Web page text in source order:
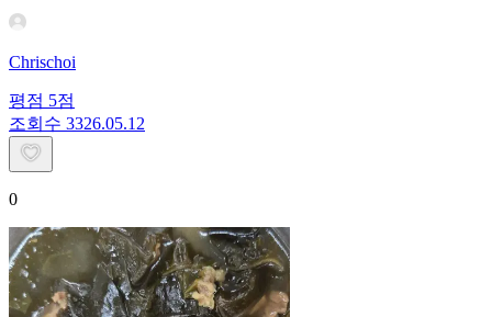
Chrischoi
평점 5점
조회수 3326.05.12
0